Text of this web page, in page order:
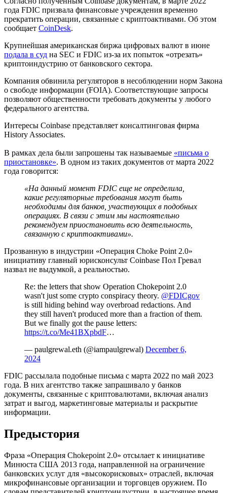
года FDIC призвала финансовые учреждения временно
прекратить операции, связанные с криптоактивами. Об этом
сообщает CoinDesk.
Крупнейшая американская биржа цифровых валют в июне
подала в суд на SEC и FDIC из-за их попыток «отрезать»
криптоиндустрию от банковского сектора.
Компания обвинила регуляторов в несоблюдении норм Закона
о свободе информации (FOIA). Соответствующие запросы
позволяют общественности требовать документы у любого
федерального агентства.
Интересы Coinbase представляет консалтинговая фирма
History Associates.
В рамках дела были запрошены так называемые «письма о
приостановке». В одном из таких документов от марта 2022
года говорится:
«На данный момент FDIC еще не определила,
какие регуляторные требования могут быть
необходимы для банков, участвующих в подобных
операциях. В связи с этим мы настоятельно
рекомендуем приостановить всю деятельность,
связанную с криптоактивами».
Прозванную в индустрии «Операция Choke Point 2.0»
инициативу главный юрисконсульт Coinbase Пол Гревал
назвал не выдумкой, а реальностью.
Re: the letters that show Operation Chokepoint 2.0
wasn't just some crypto conspiracy theory. @FDICgov
is still hiding behind way overbroad redactions. And
they still haven't produced more than a fraction of them.
But we finally got the pause letters:
https://t.co/Me41BXpbdF…
— paulgrewal.eth (@iampaulgrewal) December 6,
2024
FDIC рассылала подобные письма с марта 2022 по май 2023
года. В них агентство также запрашивало у банков
документы, связанные с криптовалютами, включая анализ
затрат и выгод, маркетинговые материалы и раскрытие
информации.
Предыстория
Фраза «Операция Chokepoint 2.0» отсылает к инициативе
Минюста США 2013 года, направленной на ограничение
банковских услуг для «высокорисковых» отраслей, включая
микрофинансовые организации и торговцев оружием. По